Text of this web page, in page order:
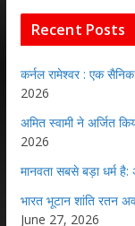
Recent Posts
कर्नल रामेश्वर : एक
2026
अमित स्वामी ने अर्जित
2026
मानवता सबसे बड़ा धर्म है:
भारत भूटान शांति रतन
June 27, 2026